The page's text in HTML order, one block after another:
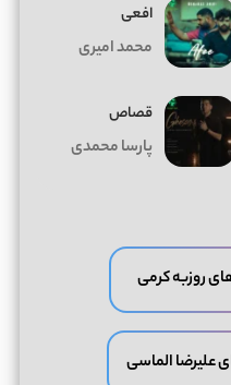
افعی
محمد امیری
قصاص
پارسا محمدی
روزبه کرمی
علیرضا الماسی